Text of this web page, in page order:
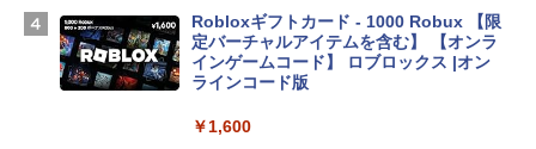
ラ、Touch ID - ミッドナイト + 3年延長
AppleCare+ for 13インチMacBook Air
(M5)|ダウンロード版
￥347,600
Robloxギフトカード - 1000 Robux 【限
定バーチャルアイテムを含む】 【オンラ
インゲームコード】 ロブロックス |オン
ラインコード版
￥1,600